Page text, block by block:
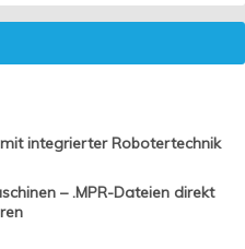
integrierter Robotertechnik
– .MPR-Dateien direkt